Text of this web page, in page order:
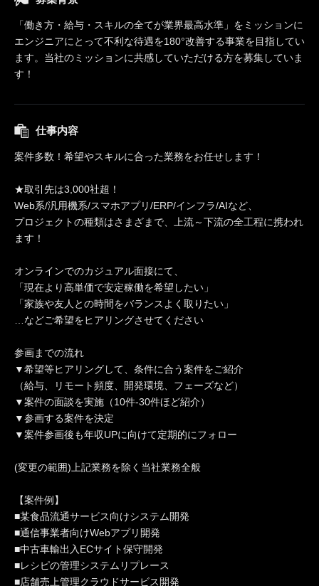
「働き方・給与・スキルの全てが業界最高水準」をミッションに
エンジニアにとって不利な待遇を180°改善する事業を目指してい
ます。当社のミッションに共感していただける方を募集していま
す！
仕事内容
案件多数！希望やスキルに合った業務をお任せします！
★取引先は3,000社超！
Web系/汎用機系/スマホアプリ/ERP/インフラ/AIなど、
プロジェクトの種類はさまざまで、上流～下流の全工程に携われ
ます！
オンラインでのカジュアル面接にて、
「現在より高単価で安定稼働を希望したい」
「家族や友人との時間をバランスよく取りたい」
…などご希望をヒアリングさせてください
参画までの流れ
▼希望等ヒアリングして、条件に合う案件をご紹介
（給与、リモート頻度、開発環境、フェーズなど）
▼案件の面談を実施（10件-30件ほど紹介）
▼参画する案件を決定
▼案件参画後も年収UPに向けて定期的にフォロー
(変更の範囲)上記業務を除く当社業務全般
【案件例】
■某食品流通サービス向けシステム開発
■通信事業者向けWebアプリ開発
■中古車輸出入ECサイト保守開発
■レシピの管理システムリプレース
■店舗売上管理クラウドサービス開発